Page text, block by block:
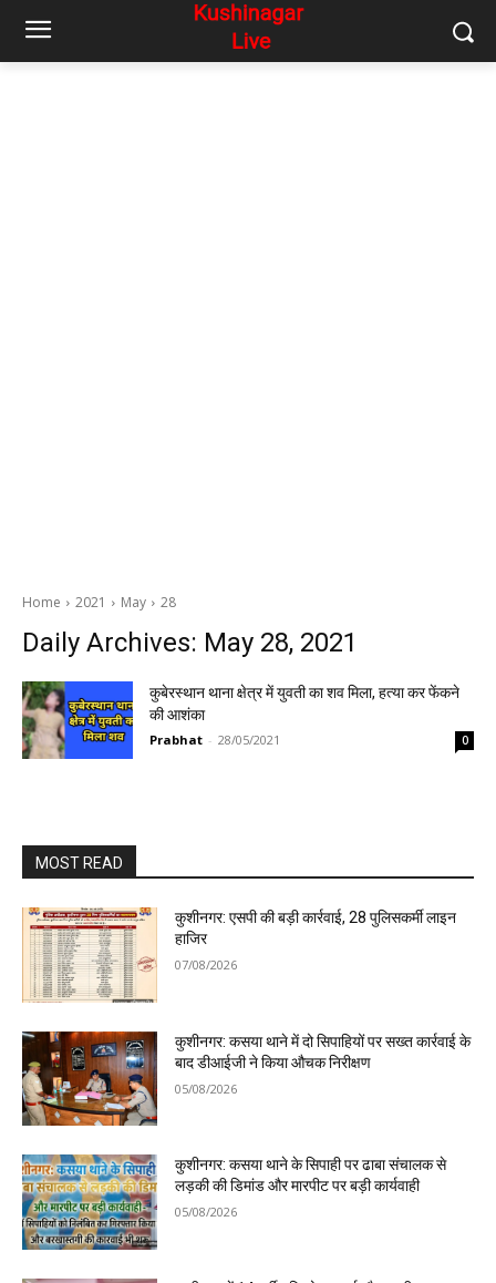
Home 2021 May 28
Daily Archives: May 28, 2021
कुबेरस्थान थाना क्षेत्र में युवती का शव मिला, हत्या कर फेंकने
की आशंका
Prabhat - 28/05/2021 0
MOST READ
कुशीनगर: एसपी की बड़ी कार्रवाई, 28 पुलिसकर्मी लाइन
हाजिर
07/08/2026
कुशीनगर: कसया थाने में दो सिपाहियों पर सख्त कार्रवाई के
बाद डीआईजी ने किया औचक निरीक्षण
05/08/2026
कुशीनगर: कसया थाने के सिपाही पर ढाबा संचालक से
लड़की की डिमांड और मारपीट पर बड़ी कार्यवाही
05/08/2026